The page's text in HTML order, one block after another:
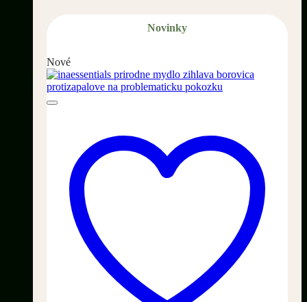
Novinky
Nové